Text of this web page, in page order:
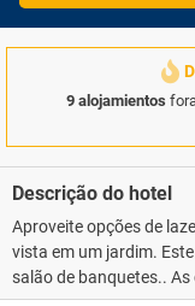
9 alojamientos
Descrição do hotel
Aproveite opções de
vista em um jardim.
salão de banquetes..